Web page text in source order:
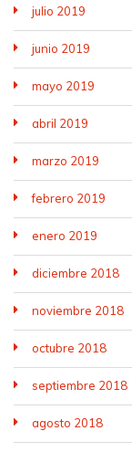
julio 2019
junio 2019
mayo 2019
abril 2019
marzo 2019
febrero 2019
enero 2019
diciembre 2018
noviembre 2018
octubre 2018
septiembre 2018
agosto 2018